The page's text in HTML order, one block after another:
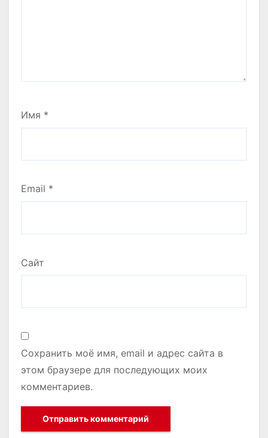
Имя *
Email *
Сайт
Сохранить моё имя, email и адрес сайта в
этом браузере для последующих моих
комментариев.